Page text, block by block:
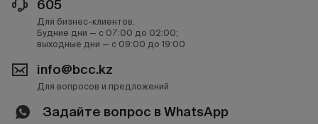
605
Для бизнес-клиентов.
Будние дни — с 07:00 до 02:00;
выходные дни — с 09:00 до 19:00
info@bcc.kz
Для вопросов и предложений
Задайте вопрос в WhatsApp